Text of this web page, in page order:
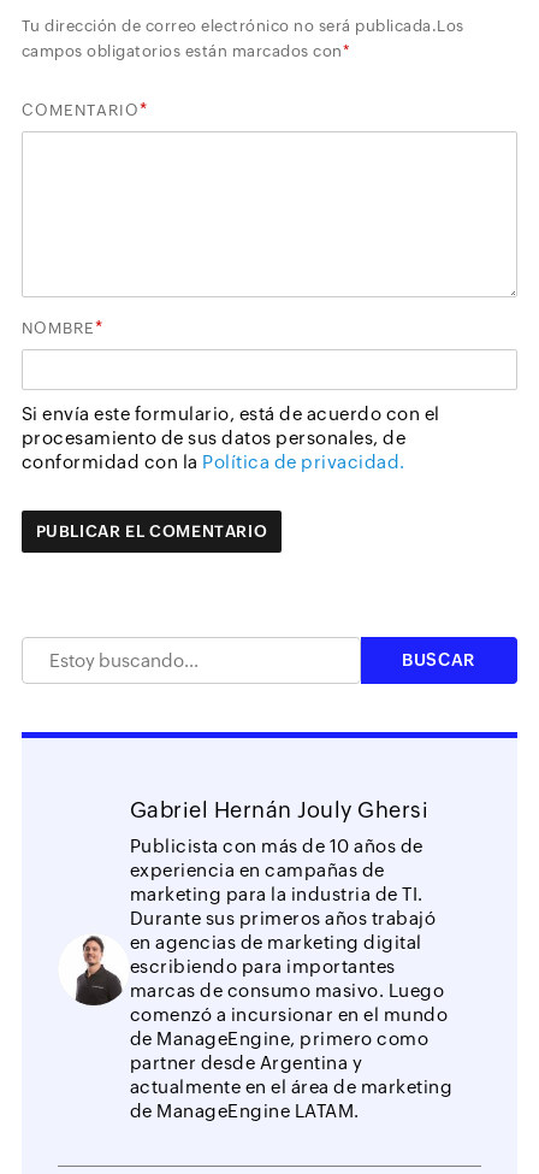
Tu dirección de correo electrónico no será publicada.Los
campos obligatorios están marcados con*
COMENTARIO*
NOMBRE*
Si envía este formulario, está de acuerdo con el
procesamiento de sus datos personales, de
conformidad con la Política de privacidad.
Gabriel Hernán Jouly Ghersi
Publicista con más de 10 años de
experiencia en campañas de
marketing para la industria de TI.
Durante sus primeros años trabajó
en agencias de marketing digital
escribiendo para importantes
marcas de consumo masivo. Luego
comenzó a incursionar en el mundo
de ManageEngine, primero como
partner desde Argentina y
actualmente en el área de marketing
de ManageEngine LATAM.